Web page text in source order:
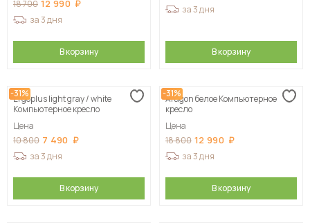
18 700 12 990
за 3 дня
В корзину
за 3 дня
В корзину
-31%
Ergoplus light gray / white
Компьютерное кресло
Цена
10 800 7 490
за 3 дня
В корзину
-31%
Aragon белое Компьютерное
кресло
Цена
18 800 12 990
за 3 дня
В корзину